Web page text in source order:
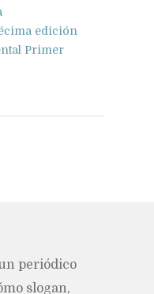
edición
Primer
la suspensión
España y
pe­rió­di­co
slo­gan,